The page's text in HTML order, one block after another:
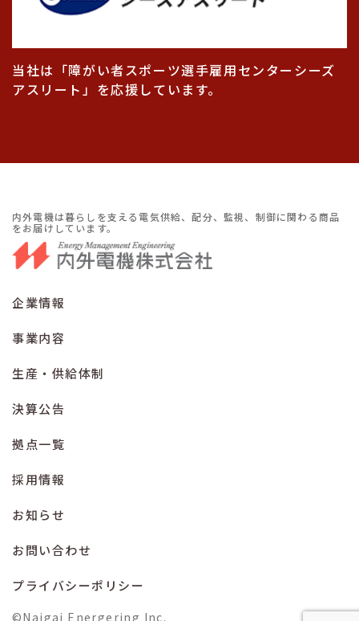
当社は「障がい者スポーツ選手雇用センターシーズ
アスリート」を応援しています。
内外電機は暮らしを支える電気供給、配分、監視、制御に関わる商品
をお届けしています。
企業情報
事業内容
生産・供給体制
決算公告
拠点一覧
採用情報
お知らせ
お問い合わせ
プライバシーポリシー
©Naigai Energering Inc.